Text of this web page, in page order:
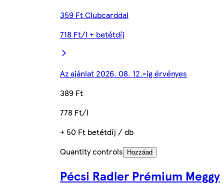
359 Ft Clubcarddal
718 Ft/l + betétdíj
Az ajánlat 2026. 08. 12.-ig érvényes
389 Ft
778 Ft/l
+ 50 Ft betétdíj / db
Quantity controls
Hozzáad
Pécsi Radler Prémium Meggy